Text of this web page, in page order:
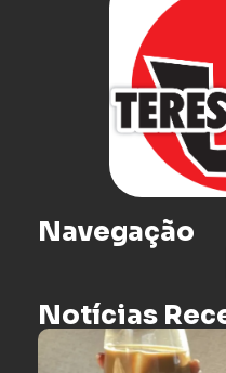
Navegação
Notícias